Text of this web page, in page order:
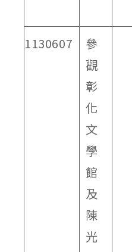
1130607
參
觀
彰
化
文
學
館
及
陳
光